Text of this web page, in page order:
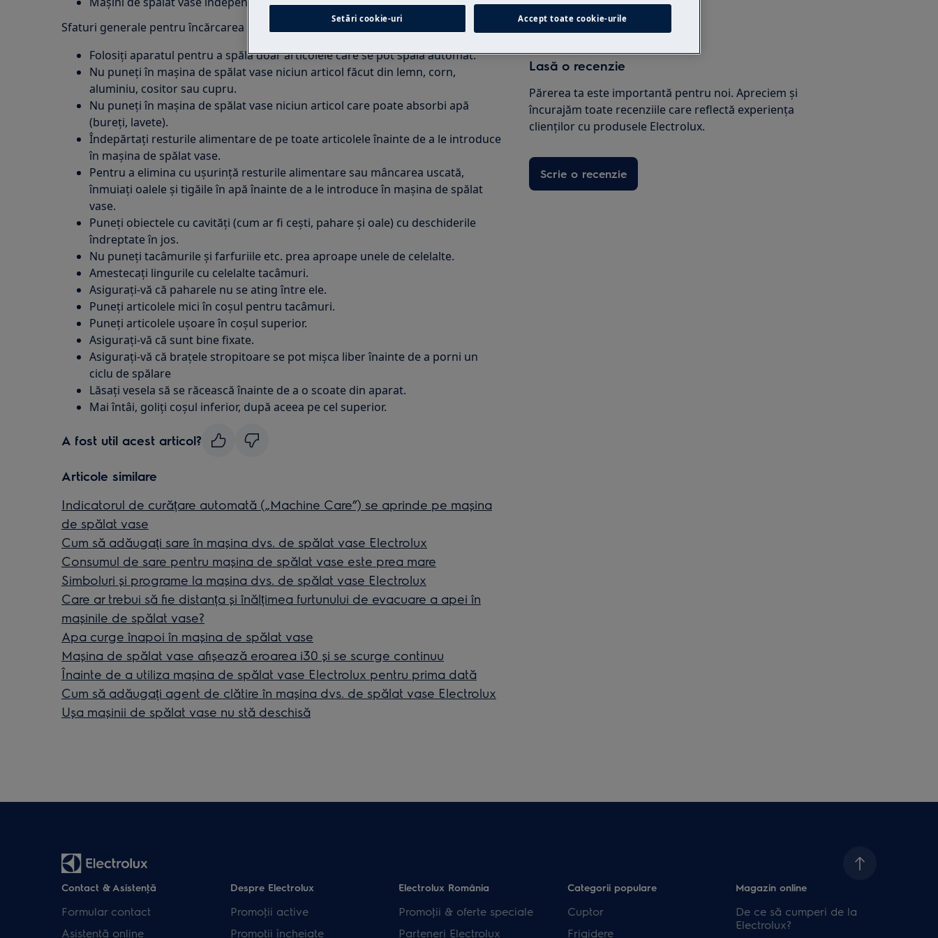
Sfaturi generale pentru încărcarea și descărcarea mașinii de spălat vase
Folosiți aparatul pentru a spăla doar articolele care se pot spăla automat.
Nu puneți în mașina de spălat vase niciun articol făcut din lemn, corn,
aluminiu, cositor sau cupru.
Nu puneți în mașina de spălat vase niciun articol care poate absorbi apă
(bureți, lavete).
Îndepărtați resturile alimentare de pe toate articolele înainte de a le introduce
în mașina de spălat vase.
Pentru a elimina cu ușurință resturile alimentare sau mâncarea uscată,
înmuiați oalele și tigăile în apă înainte de a le introduce în mașina de spălat
vase.
Puneți obiectele cu cavități (cum ar fi cești, pahare și oale) cu deschiderile
îndreptate în jos.
Nu puneți tacâmurile și farfuriile etc. prea aproape unele de celelalte.
Amestecați lingurile cu celelalte tacâmuri.
Asigurați-vă că paharele nu se ating între ele.
Puneți articolele mici în coșul pentru tacâmuri.
Puneți articolele ușoare în coșul superior.
Asigurați-vă că sunt bine fixate.
Asigurați-vă că brațele stropitoare se pot mișca liber înainte de a porni un
ciclu de spălare
Lăsați vesela să se răcească înainte de a o scoate din aparat.
Mai întâi, goliți coșul inferior, după aceea pe cel superior.
A fost util acest articol?
Articole similare
Indicatorul de curățare automată („Machine Care”) se aprinde pe mașina
de spălat vase
Cum să adăugați sare în mașina dvs. de spălat vase Electrolux
Consumul de sare pentru mașina de spălat vase este prea mare
Simboluri și programe la mașina dvs. de spălat vase Electrolux
Care ar trebui să fie distanța și înălțimea furtunului de evacuare a apei în
mașinile de spălat vase?
Apa curge înapoi în mașina de spălat vase
Maşina de spălat vase afişează eroarea i30 şi se scurge continuu
Înainte de a utiliza mașina de spălat vase Electrolux pentru prima dată
Cum să adăugați agent de clătire în mașina dvs. de spălat vase Electrolux
Ușa mașinii de spălat vase nu stă deschisă
Lasă o recenzie
Părerea ta este importantă pentru noi. Apreciem și
încurajăm toate recenziile care reflectă experienţa
clienţilor cu produsele Electrolux.
Scrie o recenzie
Contact & Asistenţă
Formular contact
Asistenţă online
Despre Electrolux
Promoţii active
Promoţii încheiate
Electrolux România
Promoţii & oferte speciale
Parteneri Electrolux
Categorii populare
Cuptor
Frigidere
Magazin online
De ce să cumperi de la
Electrolux?
Setări cookie-uri Accept toate cookie-urile